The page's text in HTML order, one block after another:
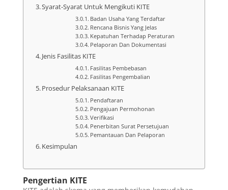
Syarat-Syarat Untuk Mengikuti KITE
Badan Usaha Yang Terdaftar
Rencana Bisnis Yang Jelas
Kepatuhan Terhadap Peraturan
Pelaporan Dan Dokumentasi
Jenis Fasilitas KITE
Fasilitas Pembebasan
Fasilitas Pengembalian
Prosedur Pelaksanaan KITE
Pendaftaran
Pengajuan Permohonan
Verifikasi
Penerbitan Surat Persetujuan
Pemantauan Dan Pelaporan
Kesimpulan
Pengertian KITE